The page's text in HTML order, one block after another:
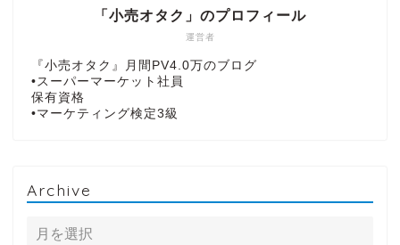
運営者
「小売オタク」のプロフィール
『小売オタク』月間PV4.0万のブログ
•スーパーマーケット社員
保有資格
•マーケティング検定3級
Archive